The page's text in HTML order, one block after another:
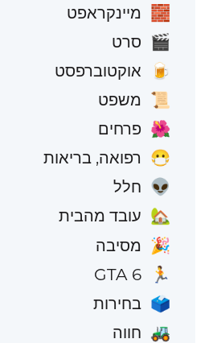
🧱 מיינקראפט
🎬 סרט
🍺 אוקטוברפסט
📜 משפט
🌺 פרחים
😷 רפואה, בריאות
👽 חלל
🏡 עובד מהבית
🎉 מסיבה
🏃
GTA 6
🗳️ בחירות
🚜 חווה